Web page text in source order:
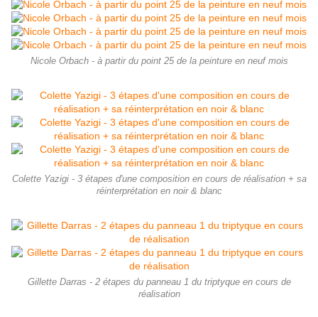
Nicole Orbach - à partir du point 25 de la peinture en neuf mois
Colette Yazigi - 3 étapes d'une composition en cours de réalisation + sa
réinterprétation en noir & blanc
Gillette Darras - 2 étapes du panneau 1 du triptyque en cours de
réalisation